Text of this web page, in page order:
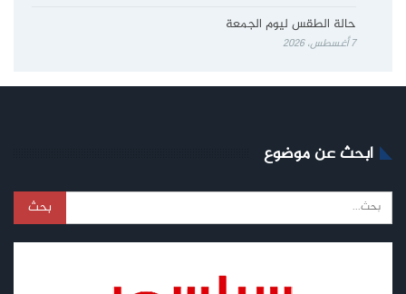
حالة الطقس ليوم الجمعة
7 أغسطس، 2026
ابحث عن موضوع